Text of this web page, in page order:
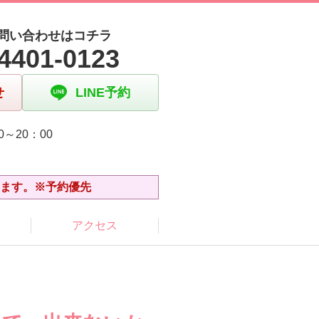
い合わせはコチラ
0123
LINE予約
～20：00
ます。※予約優先
アクセス